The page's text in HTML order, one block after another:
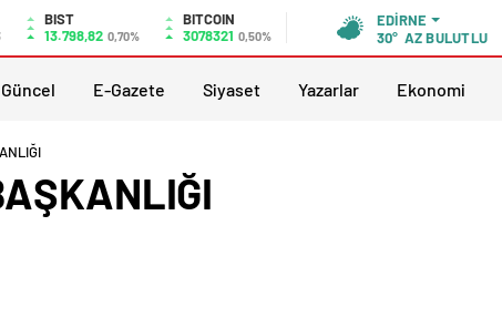
BIST
13.798,82 0,70%
BITCOIN
3078321 0,50%
EDIRNE
30° AZ BULUTLU
Güncel E-Gazete Siyaset Yazarlar Ekonomi